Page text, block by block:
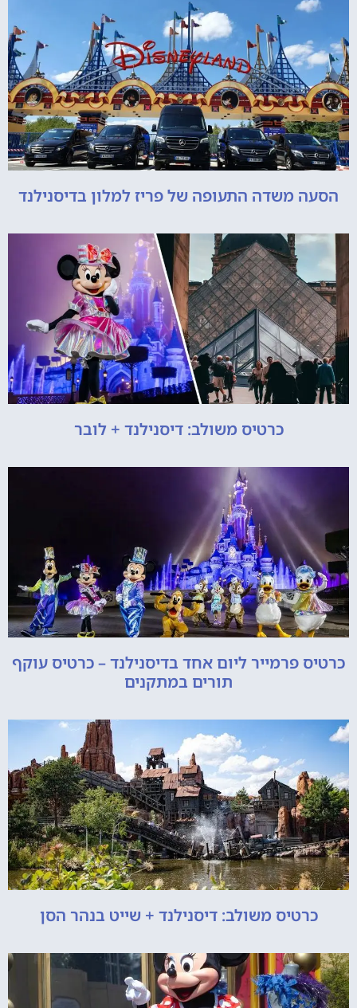
הסעה משדה התעופה של פריז למלון בדיסנילנד
כרטיס משולב: דיסנילנד + לובר
כרטיס פרמייר ליום אחד בדיסנילנד – כרטיס עוקף
תורים במתקנים
כרטיס משולב: דיסנילנד + שייט בנהר הסן